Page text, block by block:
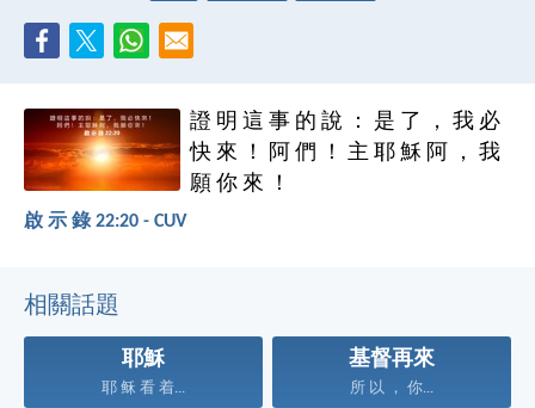
證 明 這 事 的 說 ： 是 了 ， 我 必
快 來 ！ 阿 們 ！ 主 耶 穌 阿 ， 我
願 你 來 ！
啟 示 錄 22:20 - CUV
相關話題
耶穌
耶 稣 看 着...
基督再來
所 以 ， 你...